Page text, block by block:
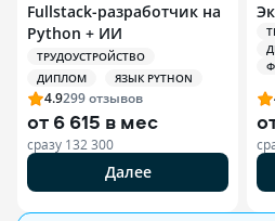
Fullstack-разработчик на
Python + ИИ
ТРУДОУСТРОЙСТВО
ДИПЛОМ
ЯЗЫК PYTHON
4.9299отзывов
от 6 615 в мес
сразу 132 300
Далее